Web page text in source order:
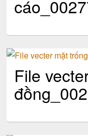
File